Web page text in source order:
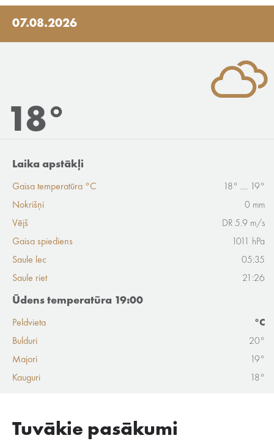
07.08.2026
18°
Laika apstākļi
Gaisa temperatūra °C
18° .... 19°
Nokrišņi
0 mm
Vējš
DR 5.9 m/s
Gaisa spiediens
1011 hPa
Saule lec
05:35
Saule riet
21:26
Ūdens temperatūra 19:00
Peldvieta
°C
Bulduri
20°
Majori
19°
Kauguri
18°
Tuvākie pasākumi